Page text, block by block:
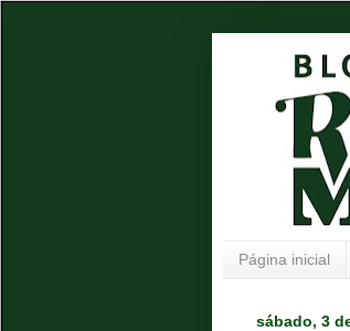
Página inicial
sábado, 3